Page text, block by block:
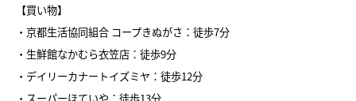
【買い物】
・京都生活協同組合 コープきぬがさ：徒歩7分
・生鮮館なかむら衣笠店：徒歩9分
・デイリーカナートイズミヤ：徒歩12分